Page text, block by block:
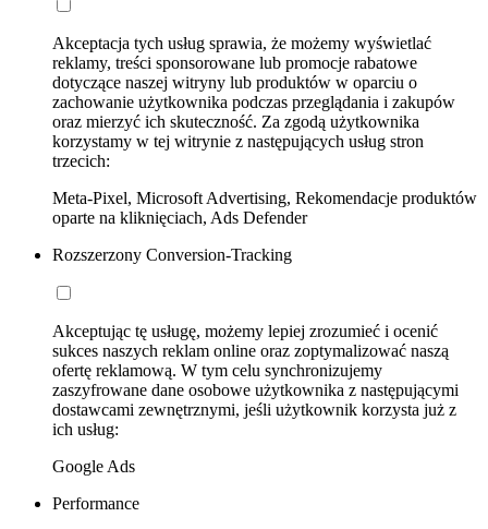
Akceptacja tych usług sprawia, że możemy wyświetlać
reklamy, treści sponsorowane lub promocje rabatowe
dotyczące naszej witryny lub produktów w oparciu o
zachowanie użytkownika podczas przeglądania i zakupów
oraz mierzyć ich skuteczność. Za zgodą użytkownika
korzystamy w tej witrynie z następujących usług stron
trzecich:
Meta-Pixel, Microsoft Advertising, Rekomendacje produktów
oparte na kliknięciach, Ads Defender
Rozszerzony Conversion-Tracking
Akceptując tę usługę, możemy lepiej zrozumieć i ocenić
sukces naszych reklam online oraz zoptymalizować naszą
ofertę reklamową. W tym celu synchronizujemy
zaszyfrowane dane osobowe użytkownika z następującymi
dostawcami zewnętrznymi, jeśli użytkownik korzysta już z
ich usług:
Google Ads
Performance